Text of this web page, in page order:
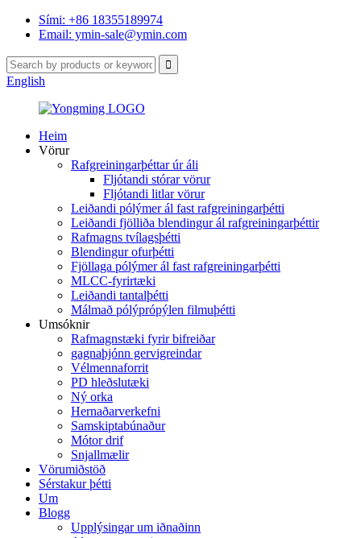
Sími: +86 18355189974
Email: ymin-sale@ymin.com
English
Heim
Vörur
Rafgreiningarþéttar úr áli
Fljótandi stórar vörur
Fljótandi litlar vörur
Leiðandi pólýmer ál fast rafgreiningarþétti
Leiðandi fjölliða blendingur ál rafgreiningarþéttir
Rafmagns tvílagsþétti
Blendingur ofurþétti
Fjöllaga pólýmer ál fast rafgreiningarþétti
MLCC-fyrirtæki
Leiðandi tantalþétti
Málmað pólýprópýlen filmuþétti
Umsóknir
Rafmagnstæki fyrir bifreiðar
gagnaþjónn gervigreindar
Vélmennaforrit
PD hleðslutæki
Ný orka
Hernaðarverkefni
Samskiptabúnaður
Mótor drif
Snjallmælir
Vörumiðstöð
Sérstakur þétti
Um
Blogg
Upplýsingar um iðnaðinn